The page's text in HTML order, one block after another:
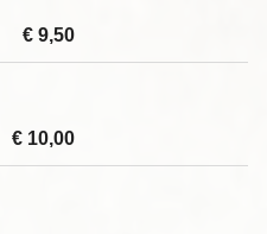
€ 9,50
€ 10,00